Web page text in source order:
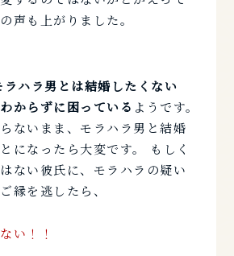
声も上がりました。
ラハラ男とは結婚したくない
からずに困っている ようです。
ないまま、モラハラ男と結婚
になったら大変です。 もしく
ない彼氏に、モラハラの疑い
縁を逃したら、
い！！